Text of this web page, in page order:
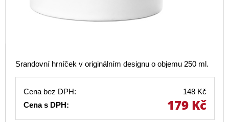
Srandovní hrníček v originálním designu o objemu 250 ml.
Cena bez DPH:
148 Kč
Cena s DPH:
179 Kč